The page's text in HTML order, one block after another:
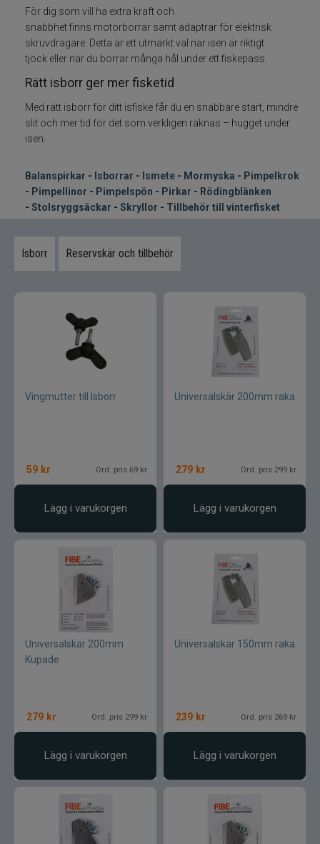
Pimpellinor
Stolryggsäckar och skryllor
Tillbehör till vinterfisket
Kläder
Specimenfiske
För dig som vill ha extra kraft och
snabbhet finns motorborrar samt adaptrar för elektrisk
skruvdragare. Detta är ett utmärkt val när isen är riktigt
tjock eller när du borrar många hål under ett fiskepass.
Rätt isborr ger mer fisketid
Med rätt isborr för ditt isfiske får du en snabbare start, mindre
slit och mer tid för det som verkligen räknas – hugget under
isen.
Balanspirkar - Isborrar - Ismete - Mormyska - Pimpelkrok
- Pimpellinor - Pimpelspön - Pirkar - Rödingblänken
- Stolsryggsäckar - Skryllor - Tillbehör till vinterfisket
Isborr Reservskär och tillbehör
Vingmutter till Isborr
59 kr Ord. pris 69 kr
Lägg i varukorgen
Universalskär 200mm raka
279 kr Ord. pris 299 kr
Lägg i varukorgen
Universalskär 200mm
Kupade
279 kr Ord. pris 299 kr
Lägg i varukorgen
Universalskär 150mm raka
239 kr Ord. pris 269 kr
Lägg i varukorgen